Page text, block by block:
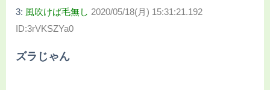
3: 風吹けば毛無し 2020/05/18(月) 15:31:21.192
ID:3rVKSZYa0
ズラじゃん